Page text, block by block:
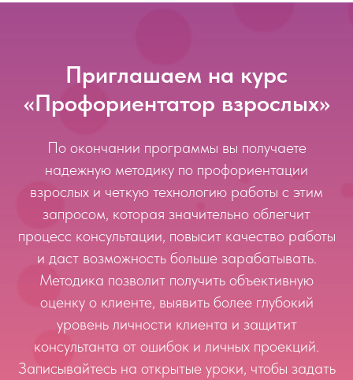
Приглашаем на курс
«Профориентатор взрослых»
По окончании программы вы получаете
надежную методику по профориентации
взрослых и четкую технологию работы с этим
запросом, которая значительно облегчит
процесс консультации, повысит качество работы
и даст возможность больше зарабатывать.
Методика позволит получить объективную
оценку о клиенте, выявить более глубокий
уровень личности клиента и защитит
консультанта от ошибок и личных проекций.
Записывайтесь на открытые уроки, чтобы задать